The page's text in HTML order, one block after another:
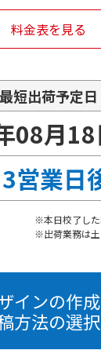
料金表を見る
最短出荷予定日
08月
3営業日
本日校了し
出荷業務は
インの作成
方法の選